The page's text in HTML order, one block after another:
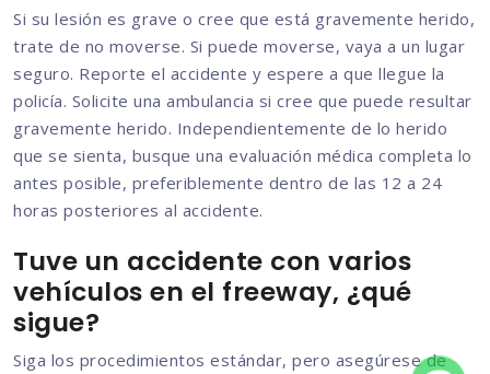
Si su lesión es grave o cree que está gravemente herido,
trate de no moverse. Si puede moverse, vaya a un lugar
seguro. Reporte el accidente y espere a que llegue la
policía. Solicite una ambulancia si cree que puede resultar
gravemente herido. Independientemente de lo herido
que se sienta, busque una evaluación médica completa lo
antes posible, preferiblemente dentro de las 12 a 24
horas posteriores al accidente.
Tuve un accidente con varios
vehículos en el freeway, ¿qué
sigue?
Siga los procedimientos estándar, pero asegúrese de